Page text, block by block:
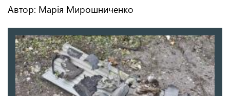
Автор: Марія Мирошниченко